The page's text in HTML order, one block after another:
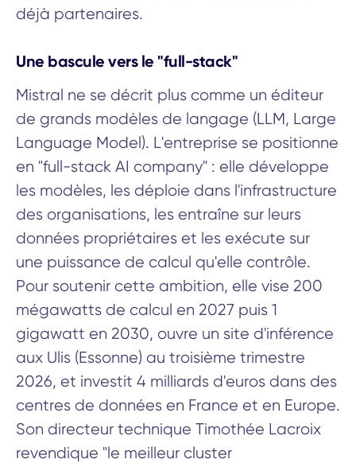
déjà partenaires.
Une bascule vers le "full-stack"
Mistral ne se décrit plus comme un éditeur
de grands modèles de langage (LLM, Large
Language Model). L'entreprise se positionne
en "full-stack AI company" : elle développe
les modèles, les déploie dans l'infrastructure
des organisations, les entraîne sur leurs
données propriétaires et les exécute sur
une puissance de calcul qu'elle contrôle.
Pour soutenir cette ambition, elle vise 200
mégawatts de calcul en 2027 puis 1
gigawatt en 2030, ouvre un site d'inférence
aux Ulis (Essonne) au troisième trimestre
2026, et investit 4 milliards d'euros dans des
centres de données en France et en Europe.
Son directeur technique Timothée Lacroix
revendique "le meilleur cluster